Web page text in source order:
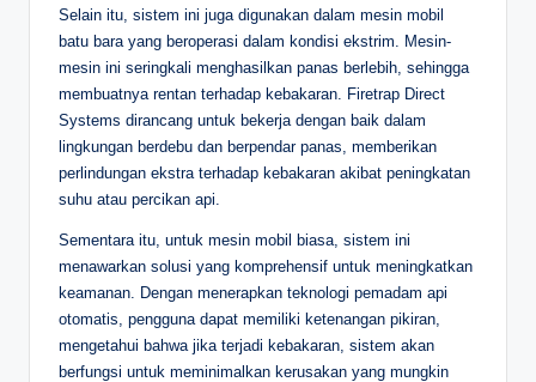
Selain itu, sistem ini juga digunakan dalam mesin mobil
batu bara yang beroperasi dalam kondisi ekstrim. Mesin-
mesin ini seringkali menghasilkan panas berlebih, sehingga
membuatnya rentan terhadap kebakaran. Firetrap Direct
Systems dirancang untuk bekerja dengan baik dalam
lingkungan berdebu dan berpendar panas, memberikan
perlindungan ekstra terhadap kebakaran akibat peningkatan
suhu atau percikan api.
Sementara itu, untuk mesin mobil biasa, sistem ini
menawarkan solusi yang komprehensif untuk meningkatkan
keamanan. Dengan menerapkan teknologi pemadam api
otomatis, pengguna dapat memiliki ketenangan pikiran,
mengetahui bahwa jika terjadi kebakaran, sistem akan
berfungsi untuk meminimalkan kerusakan yang mungkin